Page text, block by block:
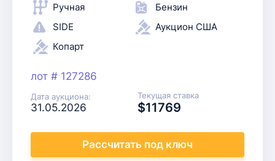
Ручная
Бензин
SIDE
Аукцион США
Копарт
лот # 127286
Дата аукциона:
31.05.2026
Текущая ставка
$11769
Рассчитать под ключ